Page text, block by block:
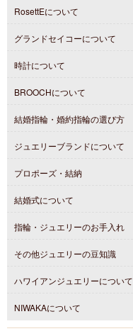
RosettEについて
グランドセイコーについて
時計について
BROOCHについて
結婚指輪・婚約指輪の選び方
ジュエリーブランドについて
プロポーズ・結納
結婚式について
指輪・ジュエリーのお手入れ
その他ジュエリーの豆知識
ハワイアンジュエリーについて
NIWAKAについて